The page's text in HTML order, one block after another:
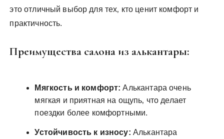
это отличный выбор для тех‚ кто ценит комфорт и
практичность.
Преимущества салона из алькантары:
Мягкость и комфорт: Алькантара очень
мягкая и приятная на ощупь‚ что делает
поездки более комфортными.
Устойчивость к износу: Алькантара